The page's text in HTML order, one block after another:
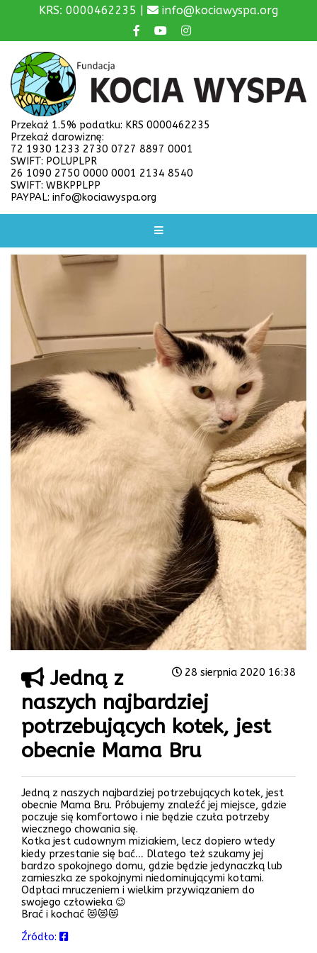
KRS: 0000462235 | info@kociawyspa.org
Przekaż 1.5% podatku: KRS 0000462235
Przekaż darowiznę:
72 1930 1233 2730 0727 8897 0001
SWIFT: POLUPLPR
26 1090 2750 0000 0001 2134 8540
SWIFT: WBKPPLPP
PAYPAL: info@kociawyspa.org
28 sierpnia 2020 16:38
Jedną z
naszych najbardziej
potrzebujących kotek, jest
obecnie Mama Bru
Jedną z naszych najbardziej potrzebujących kotek, jest
obecnie Mama Bru. Próbujemy znaleźć jej miejsce, gdzie
poczuje się komfortowo i nie będzie czuła potrzeby
wiecznego chowania się.
Kotka jest cudownym miziakiem, lecz dopiero wtedy
kiedy przestanie się bać… Dlatego też szukamy jej
bardzo spokojnego domu, gdzie będzie jedynaczką lub
zamieszka ze spokojnymi niedominującymi kotami.
Odpłaci mruczeniem i wielkim przywiązaniem do
swojego człowieka 😉
Brać i kochać 😻😻😻
Źródło: